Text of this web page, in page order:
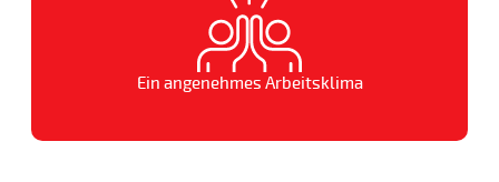
Ein angenehmes Arbeitsklima